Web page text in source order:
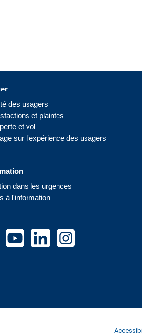
des usagers
et plaintes
et vol
sur l'expérience des usagers
dans les urgences
à l'information